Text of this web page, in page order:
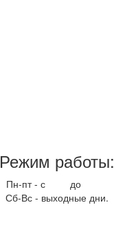
Режим работы:
Пн-пт - с до
Сб-Вс - выходные дни.